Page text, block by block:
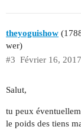
theyoguishow
wer)
Février 16,
#3
Salut,
tu peux
le poids des tiens